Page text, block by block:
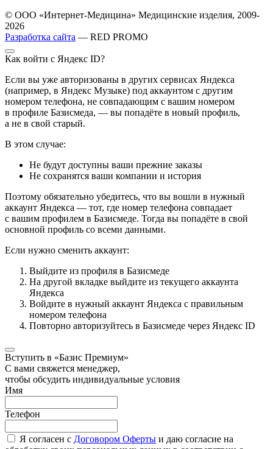
© ООО «Интернет-Медицина» Медицинские изделия, 2009-
2026
Разработка сайта — RED PROMO
Как войти с Яндекс ID?
Если вы уже авторизованы в других сервисах Яндекса
(например, в Яндекс Музыке) под аккаунтом с другим
номером телефона, не совпадающим с вашим номером
в профиле Базисмеда, — вы попадёте в новый профиль,
а не в свой старый.
В этом случае:
Не будут доступны ваши прежние заказы
Не сохранятся ваши компании и история
Поэтому обязательно убедитесь, что вы вошли в нужный
аккаунт Яндекса — тот, где номер телефона совпадает
с вашим профилем в Базисмеде. Тогда вы попадёте в свой
основной профиль со всеми данными.
Если нужно сменить аккаунт:
Выйдите из профиля в Базисмеде
На другой вкладке выйдите из текущего аккаунта
Яндекса
Войдите в нужный аккаунт Яндекса с правильным
номером телефона
Повторно авторизуйтесь в Базисмеде через Яндекс ID
Вступить в «Базис Премиум»
С вами свяжется менеджер,
чтобы обсудить индивидуальные условия
Имя
Телефон
Я согласен с Договором Оферты и даю согласие на